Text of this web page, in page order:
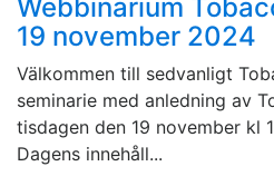
Webbinarium
19 november 2024
Välkommen till sedvanligt
seminarie med anledning av
tisdagen den 19 november kl
Dagens innehåll...